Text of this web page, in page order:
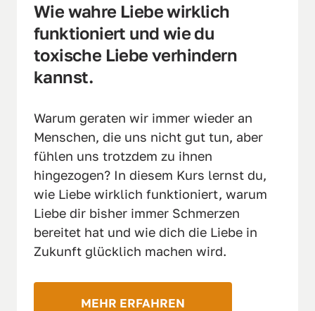
Wie wahre Liebe wirklich
funktioniert und wie du
toxische Liebe verhindern
kannst.
Warum geraten wir immer wieder an
Menschen, die uns nicht gut tun, aber
fühlen uns trotzdem zu ihnen
hingezogen? In diesem Kurs lernst du,
wie Liebe wirklich funktioniert, warum
Liebe dir bisher immer Schmerzen
bereitet hat und wie dich die Liebe in
Zukunft glücklich machen wird.
MEHR ERFAHREN